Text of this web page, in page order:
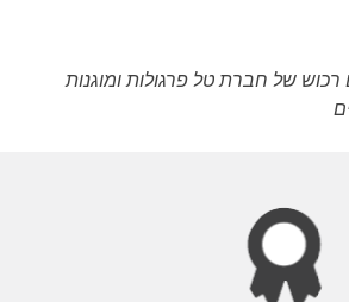
של חברת טל פרגולות ומוגנות